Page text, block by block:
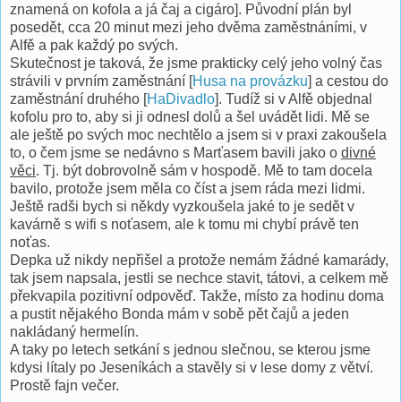
znamená on kofola a já čaj a cigáro]. Původní plán byl
posedět, cca 20 minut mezi jeho dvěma zaměstnáními, v
Alfě a pak každý po svých.
Skutečnost je taková, že jsme prakticky celý jeho volný čas
strávili v prvním zaměstnání [Husa na provázku] a cestou do
zaměstnání druhého [HaDivadlo]. Tudíž si v Alfě objednal
kofolu pro to, aby si ji odnesl dolů a šel uvádět lidi. Mě se
ale ještě po svých moc nechtělo a jsem si v praxi zakoušela
to, o čem jsme se nedávno s Marťasem bavili jako o divné
věci. Tj. být dobrovolně sám v hospodě. Mě to tam docela
bavilo, protože jsem měla co číst a jsem ráda mezi lidmi.
Ještě radši bych si někdy vyzkoušela jaké to je sedět v
kavárně s wifi s noťasem, ale k tomu mi chybí právě ten
noťas.
Depka už nikdy nepřišel a protože nemám žádné kamarády,
tak jsem napsala, jestli se nechce stavit, tátovi, a celkem mě
překvapila pozitivní odpověď. Takže, místo za hodinu doma
a pustit nějakého Bonda mám v sobě pět čajů a jeden
nakládaný hermelín.
A taky po letech setkání s jednou slečnou, se kterou jsme
kdysi lítaly po Jeseníkách a stavěly si v lese domy z větví.
Prostě fajn večer.